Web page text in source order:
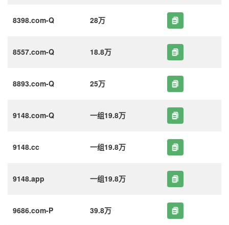
8398.com-Q 28万
8557.com-Q 18.8万
8893.com-Q 25万
9148.com-Q 一组19.8万
9148.cc 一组19.8万
9148.app 一组19.8万
9686.com-P 39.8万